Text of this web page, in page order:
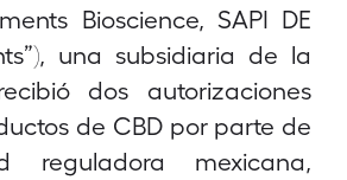
Bioscience, SAPI DE
una subsidiaria de la
dos autorizaciones
de CBD por parte de
reguladora mexicana,